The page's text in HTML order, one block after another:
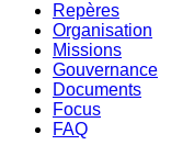
Repères
Organisation
Missions
Gouvernance
Documents
Focus
FAQ